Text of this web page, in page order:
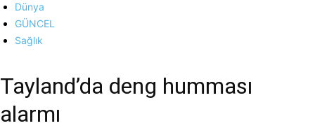
Dünya
GÜNCEL
Sağlık
Tayland’da deng humması
alarmı